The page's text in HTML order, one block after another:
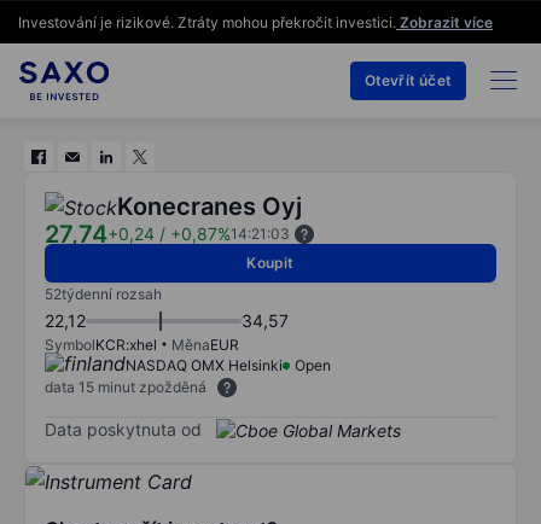
Investování je rizikové. Ztráty mohou překročit investici. Zobrazit více
Otevřít účet
Konecranes Oyj
27,74+0,24 / +0,87%14:21:03
Koupit
52týdenní rozsah
22,12 34,57
SymbolKCR:xhel MěnaEUR
NASDAQ OMX Helsinki
Open
data 15 minut zpožděná
Data poskytnuta od